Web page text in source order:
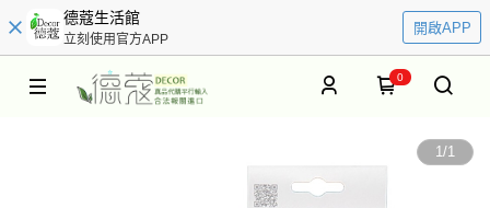
德蔻生活館
立刻使用官方APP
開啟APP
0
1/1